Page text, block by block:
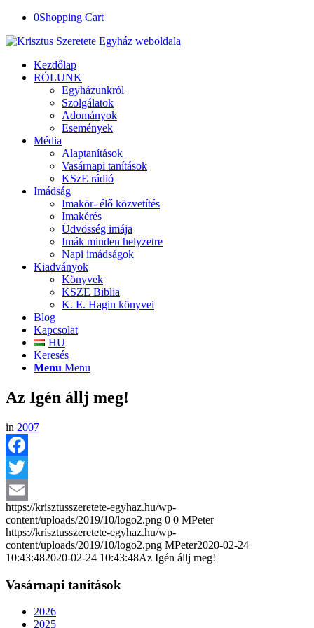
0Shopping Cart
Kezdőlap
RÓLUNK
Egyházunkról
Szolgálatok
Adományok
Események
Média
Alaptanítások
Vasárnapi tanítások
KSzE rádió
Imádság
Imakör- élő közvetítés
Imakérés
Üdvösség imája
Imák minden helyzetre
Napi imádságok
Kiadványok
Könyvek
KSZE Biblia
K. E. Hagin könyvei
Blog
Kapcsolat
HU
Keresés
Menu Menu
Az Igén állj meg!
in 2007
Facebook
Twitter
Email
https://krisztusszeretete-egyhaz.hu/wp-
content/uploads/2019/10/logo2.png 0 0 MPeter
https://krisztusszeretete-egyhaz.hu/wp-
content/uploads/2019/10/logo2.png MPeter2020-02-24
10:43:482020-02-24 10:43:48Az Igén állj meg!
Vasárnapi tanítások
2026
2025